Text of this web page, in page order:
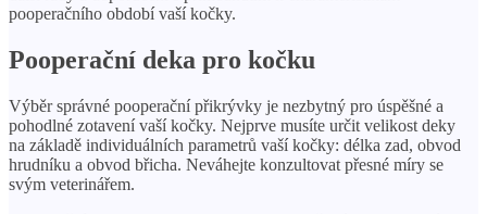
pooperačního období vaší kočky.
Pooperační deka pro kočku
Výběr správné pooperační přikrývky je nezbytný pro úspěšné a
pohodlné zotavení vaší kočky. Nejprve musíte určit velikost deky
na základě individuálních parametrů vaší kočky: délka zad, obvod
hrudníku a obvod břicha. Neváhejte konzultovat přesné míry se
svým veterinářem.